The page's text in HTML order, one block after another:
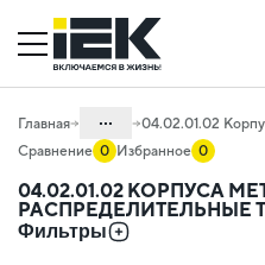
Главная ...
Каталог
04. Щитовое
Сравнение 0 Избранное 0
04.02.01.02 КОРПУСА
РАСПРЕДЕЛИТЕЛЬНЫЕ
Фильтры